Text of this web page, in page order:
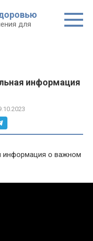
для
информация